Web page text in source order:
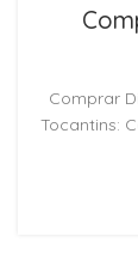
Comprar
Tocantins: